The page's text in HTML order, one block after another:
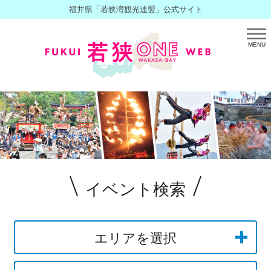
福井県「若狭湾観光連盟」公式サイト
MENU
イベント検索
エリアを選択